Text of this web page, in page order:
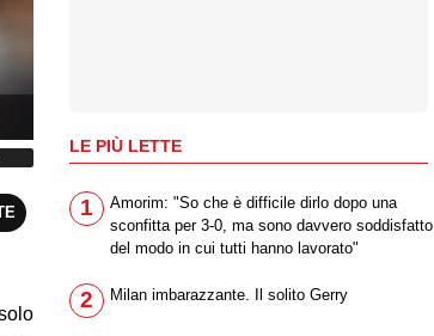
LE PIÙ LETTE
1
Amorim: "So che è difficile dirlo dopo una
sconfitta per 3-0, ma sono davvero soddisfatto
del modo in cui tutti hanno lavorato"
2 Milan imbarazzante. Il solito Gerry